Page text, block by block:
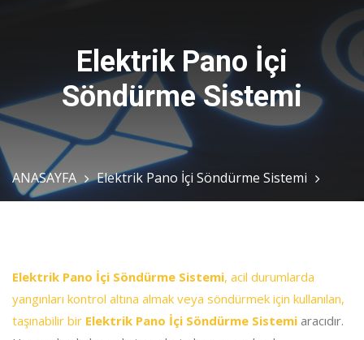
Elektrik Pano İçi
Söndürme Sistemi
ANASAYFA Elektrik Pano İçi Söndürme Sistemi
Elektrik Pano İçi Söndürme Sistemi, acil durumlarda
yangınları kontrol altına almak veya söndürmek için kullanılan,
taşınabilir bir Elektrik Pano İçi Söndürme Sistemi aracıdır.